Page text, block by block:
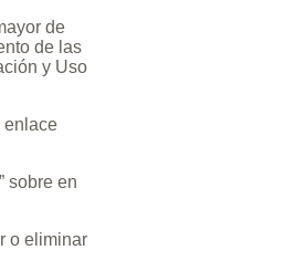
de
de las
y Uso
enlace
sobre en
o eliminar